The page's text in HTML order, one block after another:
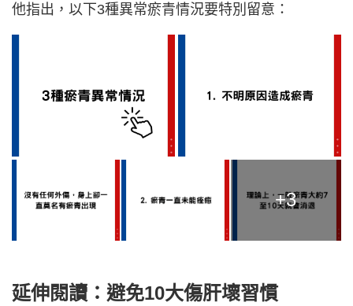
他指出，以下3種異常瘀青情況要特別留意：
+3
延伸閱讀：避免10大傷肝壞習慣